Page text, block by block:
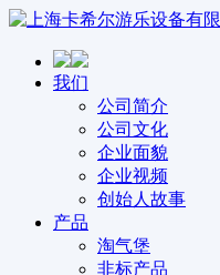
我们
公司简介
公司文化
企业面貌
企业视频
创始人故事
产品
淘气堡
非标产品